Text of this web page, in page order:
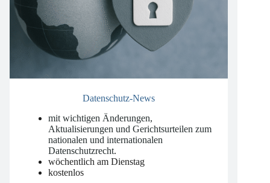
Datenschutz-News
mit wichtigen Änderungen,
Aktualisierungen und Gerichtsurteilen zum
nationalen und internationalen
Datenschutzrecht.
wöchentlich am Dienstag